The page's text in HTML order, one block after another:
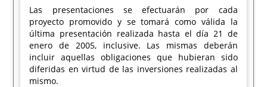
Las presentaciones se efectuarán por cada
proyecto promovido y se tomará como válida la
última presentación realizada hasta el día 21 de
enero de 2005, inclusive. Las mismas deberán
incluir aquellas obligaciones que hubieran sido
diferidas en virtud de las inversiones realizadas al
mismo.